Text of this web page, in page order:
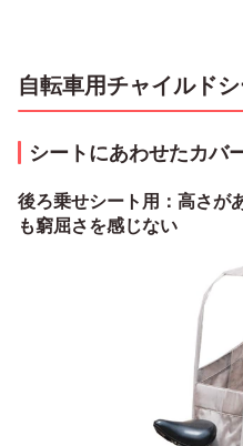
自転車用チャイルド
シートにあわせたカバ
後ろ乗せシート用：高さが
も窮屈さを感じない